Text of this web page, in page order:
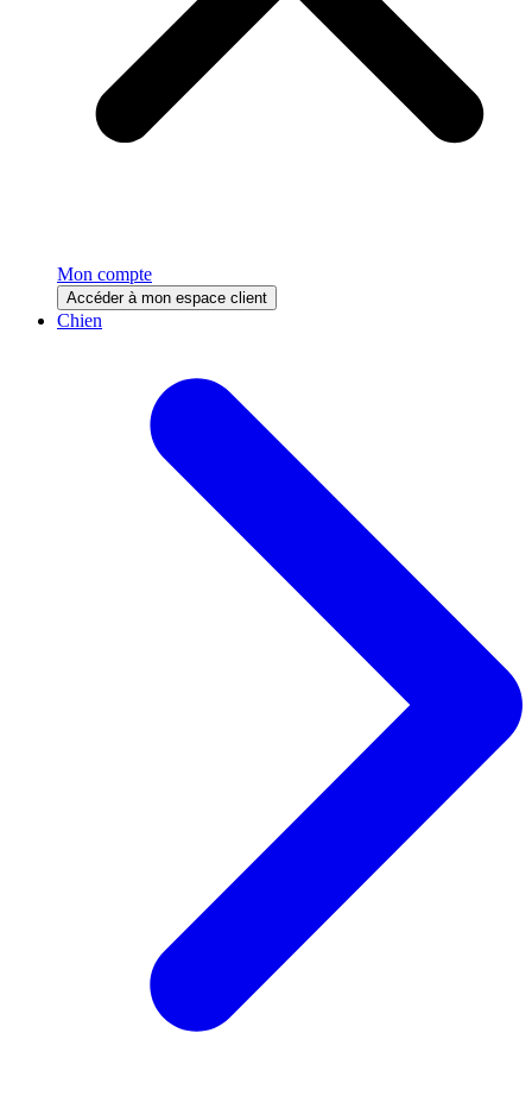
Mon compte
Accéder à mon espace client
Chien